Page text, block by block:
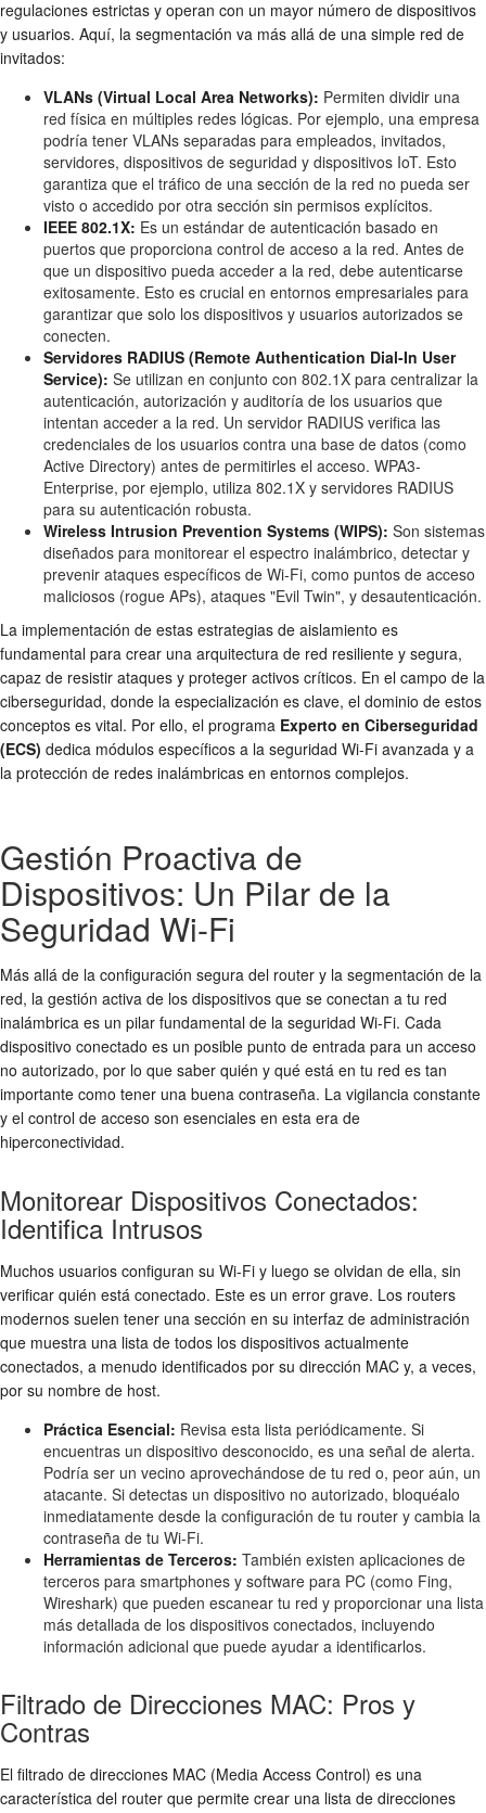
regulaciones estrictas y operan con un mayor número de dispositivos
y usuarios. Aquí, la segmentación va más allá de una simple red de
invitados:
VLANs (Virtual Local Area Networks): Permiten dividir una
red física en múltiples redes lógicas. Por ejemplo, una empresa
podría tener VLANs separadas para empleados, invitados,
servidores, dispositivos de seguridad y dispositivos IoT. Esto
garantiza que el tráfico de una sección de la red no pueda ser
visto o accedido por otra sección sin permisos explícitos.
IEEE 802.1X: Es un estándar de autenticación basado en
puertos que proporciona control de acceso a la red. Antes de
que un dispositivo pueda acceder a la red, debe autenticarse
exitosamente. Esto es crucial en entornos empresariales para
garantizar que solo los dispositivos y usuarios autorizados se
conecten.
Servidores RADIUS (Remote Authentication Dial-In User
Service): Se utilizan en conjunto con 802.1X para centralizar la
autenticación, autorización y auditoría de los usuarios que
intentan acceder a la red. Un servidor RADIUS verifica las
credenciales de los usuarios contra una base de datos (como
Active Directory) antes de permitirles el acceso. WPA3-
Enterprise, por ejemplo, utiliza 802.1X y servidores RADIUS
para su autenticación robusta.
Wireless Intrusion Prevention Systems (WIPS): Son sistemas
diseñados para monitorear el espectro inalámbrico, detectar y
prevenir ataques específicos de Wi-Fi, como puntos de acceso
maliciosos (rogue APs), ataques "Evil Twin", y desautenticación.
La implementación de estas estrategias de aislamiento es
fundamental para crear una arquitectura de red resiliente y segura,
capaz de resistir ataques y proteger activos críticos. En el campo de la
ciberseguridad, donde la especialización es clave, el dominio de estos
conceptos es vital. Por ello, el programa Experto en Ciberseguridad
(ECS) dedica módulos específicos a la seguridad Wi-Fi avanzada y a
la protección de redes inalámbricas en entornos complejos.
Gestión Proactiva de
Dispositivos: Un Pilar de la
Seguridad Wi-Fi
Más allá de la configuración segura del router y la segmentación de la
red, la gestión activa de los dispositivos que se conectan a tu red
inalámbrica es un pilar fundamental de la seguridad Wi-Fi. Cada
dispositivo conectado es un posible punto de entrada para un acceso
no autorizado, por lo que saber quién y qué está en tu red es tan
importante como tener una buena contraseña. La vigilancia constante
y el control de acceso son esenciales en esta era de
hiperconectividad.
Monitorear Dispositivos Conectados:
Identifica Intrusos
Muchos usuarios configuran su Wi-Fi y luego se olvidan de ella, sin
verificar quién está conectado. Este es un error grave. Los routers
modernos suelen tener una sección en su interfaz de administración
que muestra una lista de todos los dispositivos actualmente
conectados, a menudo identificados por su dirección MAC y, a veces,
por su nombre de host.
Práctica Esencial: Revisa esta lista periódicamente. Si
encuentras un dispositivo desconocido, es una señal de alerta.
Podría ser un vecino aprovechándose de tu red o, peor aún, un
atacante. Si detectas un dispositivo no autorizado, bloquéalo
inmediatamente desde la configuración de tu router y cambia la
contraseña de tu Wi-Fi.
Herramientas de Terceros: También existen aplicaciones de
terceros para smartphones y software para PC (como Fing,
Wireshark) que pueden escanear tu red y proporcionar una lista
más detallada de los dispositivos conectados, incluyendo
información adicional que puede ayudar a identificarlos.
Filtrado de Direcciones MAC: Pros y
Contras
El filtrado de direcciones MAC (Media Access Control) es una
característica del router que permite crear una lista de direcciones